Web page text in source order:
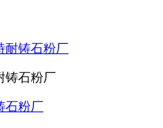
铸石粉厂